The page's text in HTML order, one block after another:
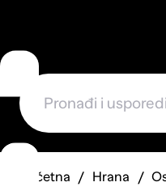
Početna Hrana